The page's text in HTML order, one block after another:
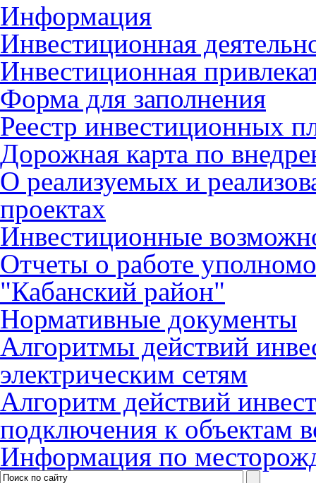
Информация
Инвестиционная
Инвестиционная
Форма для заполнения
Реестр инвестиционных
Дорожная карта по
О реализуемых и
проектах
Инвестиционные
Отчеты о работе
"Кабанский район"
Нормативные документы
Алгоритмы действий
электрическим сетям
Алгоритм действий
подключения к объектам
Информация по